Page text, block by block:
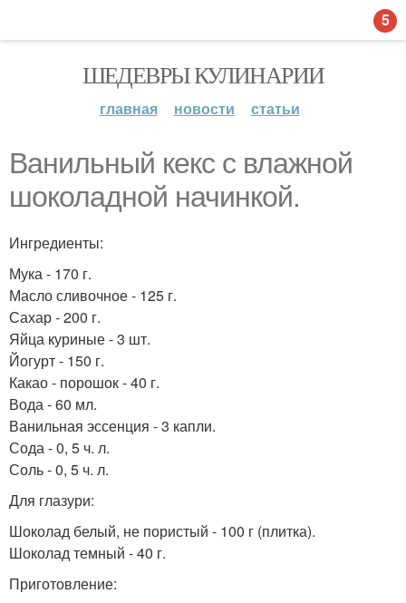
ШЕДЕВРЫ КУЛИНАРИИ
главная новости статьи
Ванильный кекс с влажной
шоколадной начинкой.
Ингредиенты:
Мука - 170 г.
Масло сливочное - 125 г.
Сахар - 200 г.
Яйца куриные - 3 шт.
Йогурт - 150 г.
Какао - порошок - 40 г.
Вода - 60 мл.
Ванильная эссенция - 3 капли.
Сода - 0, 5 ч. л.
Соль - 0, 5 ч. л.
Для глазури:
Шоколад белый, не пористый - 100 г (плитка).
Шоколад темный - 40 г.
Приготовление:
5